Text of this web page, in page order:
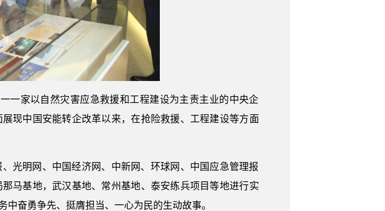
一家以自然灾害应急救援和工程建设为主责主业的中央企
现中国安能转企改革以来，在抢险救援、工程建设等方面
光明网、中国经济网、中新网、环球网、中国应急管理报
马基地，武汉基地、常州基地、泰安练兵项目等地进行实
奋勇争先、挺膺担当、一心为民的生动故事。